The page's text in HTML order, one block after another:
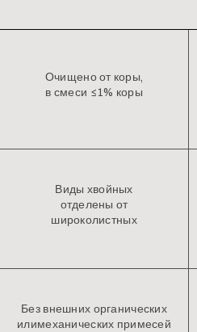
Очищено от коры,
в смеси ≤1% коры
Виды хвойных
отделены от
широколистных
Без внешних органических
илимеханических примесей